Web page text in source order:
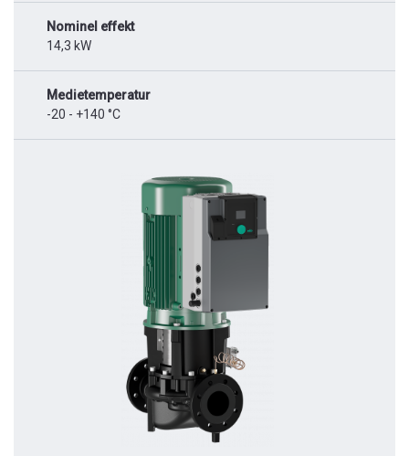
Nominel effekt
14,3 kW
Medietemperatur
-20 - +140 °C